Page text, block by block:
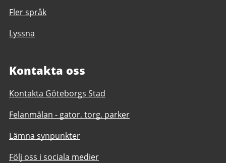
Fler språk
Lyssna
Kontakta oss
Kontakta Göteborgs Stad
Felanmälan - gator, torg, parker
Lämna synpunkter
Följ oss i sociala medier